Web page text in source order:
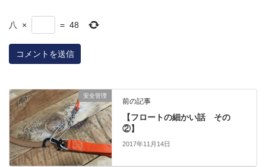
八 × = 48
安全管理
前の記事
【フロートの細かい話 その
②】
2017年11月14日